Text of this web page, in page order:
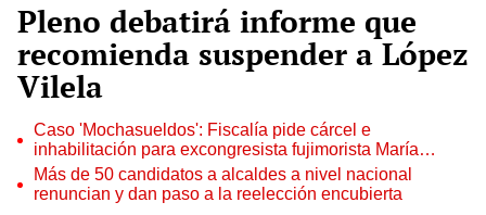
Pleno debatirá informe que
recomienda suspender a López
Vilela
Caso 'Mochasueldos': Fiscalía pide cárcel e
inhabilitación para excongresista fujimorista María
Cordero Jon Tay
Más de 50 candidatos a alcaldes a nivel nacional
renuncian y dan paso a la reelección encubierta